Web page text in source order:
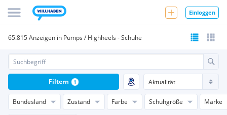
Einloggen
65.815 Anzeigen in Pumps / Highheels - Schuhe
Bundesland Zustand Farbe Schuhgröße Marke
Filtern 1